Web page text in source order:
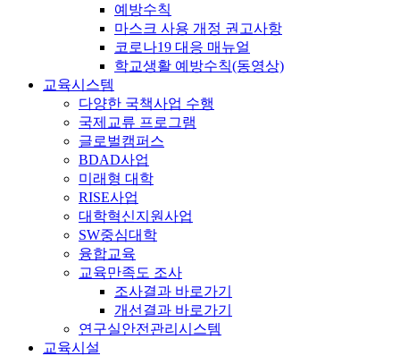
예방수칙
마스크 사용 개정 권고사항
코로나19 대응 매뉴얼
학교생활 예방수칙(동영상)
교육시스템
다양한 국책사업 수행
국제교류 프로그램
글로벌캠퍼스
BDAD사업
미래형 대학
RISE사업
대학혁신지원사업
SW중심대학
융합교육
교육만족도 조사
조사결과 바로가기
개선결과 바로가기
연구실안전관리시스템
교육시설